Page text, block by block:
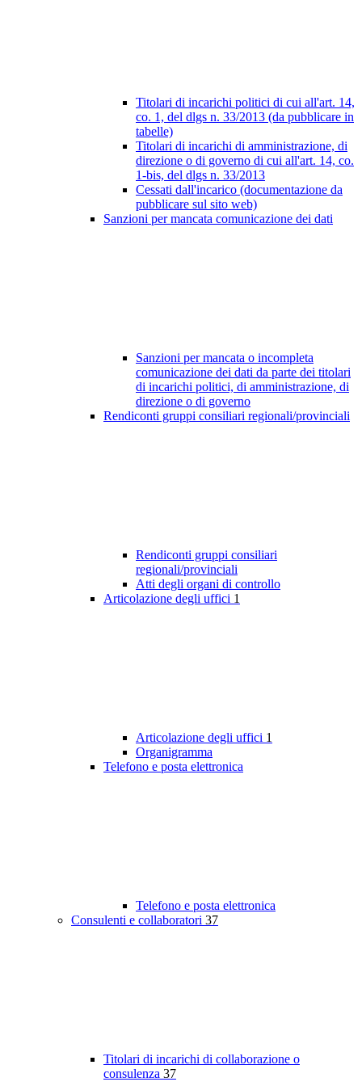
Titolari di incarichi politici di cui all'art. 14,
co. 1, del dlgs n. 33/2013 (da pubblicare in
tabelle)
Titolari di incarichi di amministrazione, di
direzione o di governo di cui all'art. 14, co.
1-bis, del dlgs n. 33/2013
Cessati dall'incarico (documentazione da
pubblicare sul sito web)
Sanzioni per mancata comunicazione dei dati
Sanzioni per mancata o incompleta
comunicazione dei dati da parte dei titolari
di incarichi politici, di amministrazione, di
direzione o di governo
Rendiconti gruppi consiliari regionali/provinciali
Rendiconti gruppi consiliari
regionali/provinciali
Atti degli organi di controllo
Articolazione degli uffici 1
Articolazione degli uffici 1
Organigramma
Telefono e posta elettronica
Telefono e posta elettronica
Consulenti e collaboratori 37
Titolari di incarichi di collaborazione o
consulenza 37